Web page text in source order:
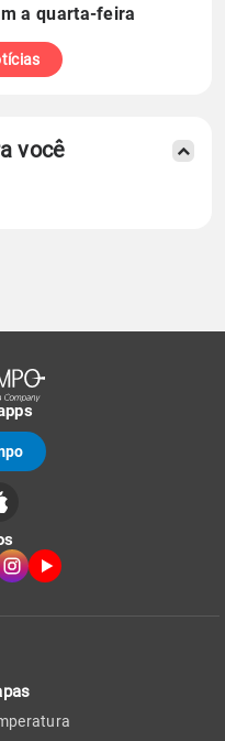
a quarta-feira
você